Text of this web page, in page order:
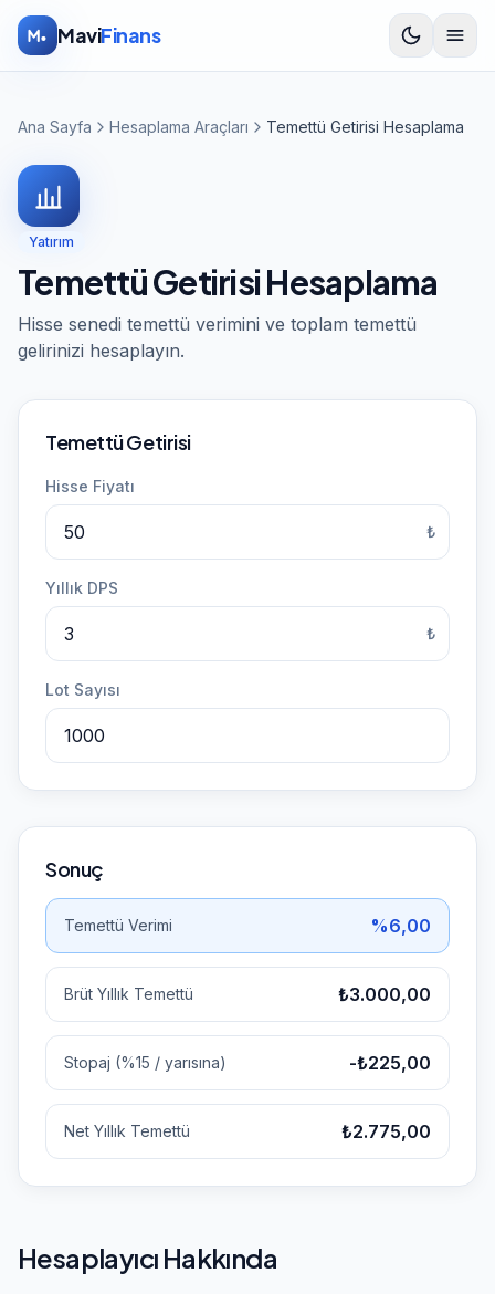
İçeriğe atla
MaviFinans
Ana Sayfa Hesaplama Araçları Temettü Getirisi Hesaplama
Yatırım
Temettü Getirisi Hesaplama
Hisse senedi temettü verimini ve toplam temettü
gelirinizi hesaplayın.
Temettü Getirisi
Hisse Fiyatı
₺
Yıllık DPS
₺
Lot Sayısı
Sonuç
Temettü Verimi %6,00
Brüt Yıllık Temettü ₺3.000,00
Stopaj (%15 / yarısına) -₺225,00
Net Yıllık Temettü ₺2.775,00
Hesaplayıcı Hakkında